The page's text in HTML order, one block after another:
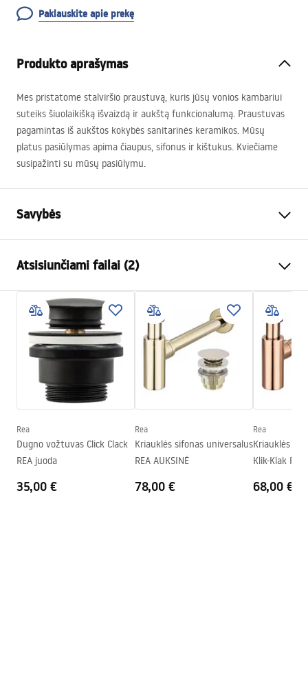
Paklauskite apie prekę
Produkto aprašymas
Mes pristatome stalviršio praustuvą, kuris jūsų vonios kambariui
suteiks šiuolaikišką išvaizdą ir aukštą funkcionalumą. Praustuvas
pagamintas iš aukštos kokybės sanitarinės keramikos. Mūsų
platus pasiūlymas apima čiaupus, sifonus ir kištukus. Kviečiame
susipažinti su mūsų pasiūlymu.
Savybės
Medžiaga
Spalva
Balta
Apdaila
Blizgus
Ilgis
655mm
Plotis
400
Aukštis
Forma
Skylė baterijom
Perpildymo anga
Ne
Atsisiunčiami failai (2)
Surinkimo instrukcijos
Basin.pdf
Warranty_Terms_and_Conditions_Basins_-_5.pdf
Rea
Dugno vožtuvas Click Clack
REA juoda
35,00 €
Rea
Kriauklės sifonas universalus
REA AUKSINĖ
78,00 €
Rea
Kriauklės
Klik-Klak
68,00 €